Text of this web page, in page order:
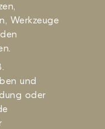
Werkzeuge
und
oder